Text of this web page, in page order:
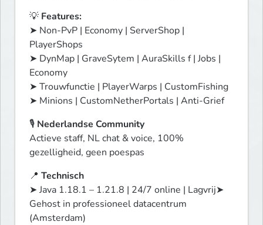
💡 Features:
➤ Non-PvP | Economy | ServerShop |
PlayerShops
➤ DynMap | GraveSytem | AuraSkills f | Jobs |
Economy
➤ Trouwfunctie | PlayerWarps | CustomFishing
➤ Minions | CustomNetherPortals | Anti-Grief
🎙️ Nederlandse Community
Actieve staff, NL chat & voice, 100%
gezelligheid, geen poespas
📍 Technisch
➤ Java 1.18.1 – 1.21.8 | 24/7 online | Lagvrij➤
Gehost in professioneel datacentrum
(Amsterdam)